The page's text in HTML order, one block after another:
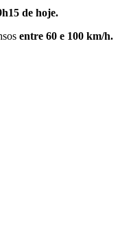
de hoje.
entre 60 e 100 km/h.